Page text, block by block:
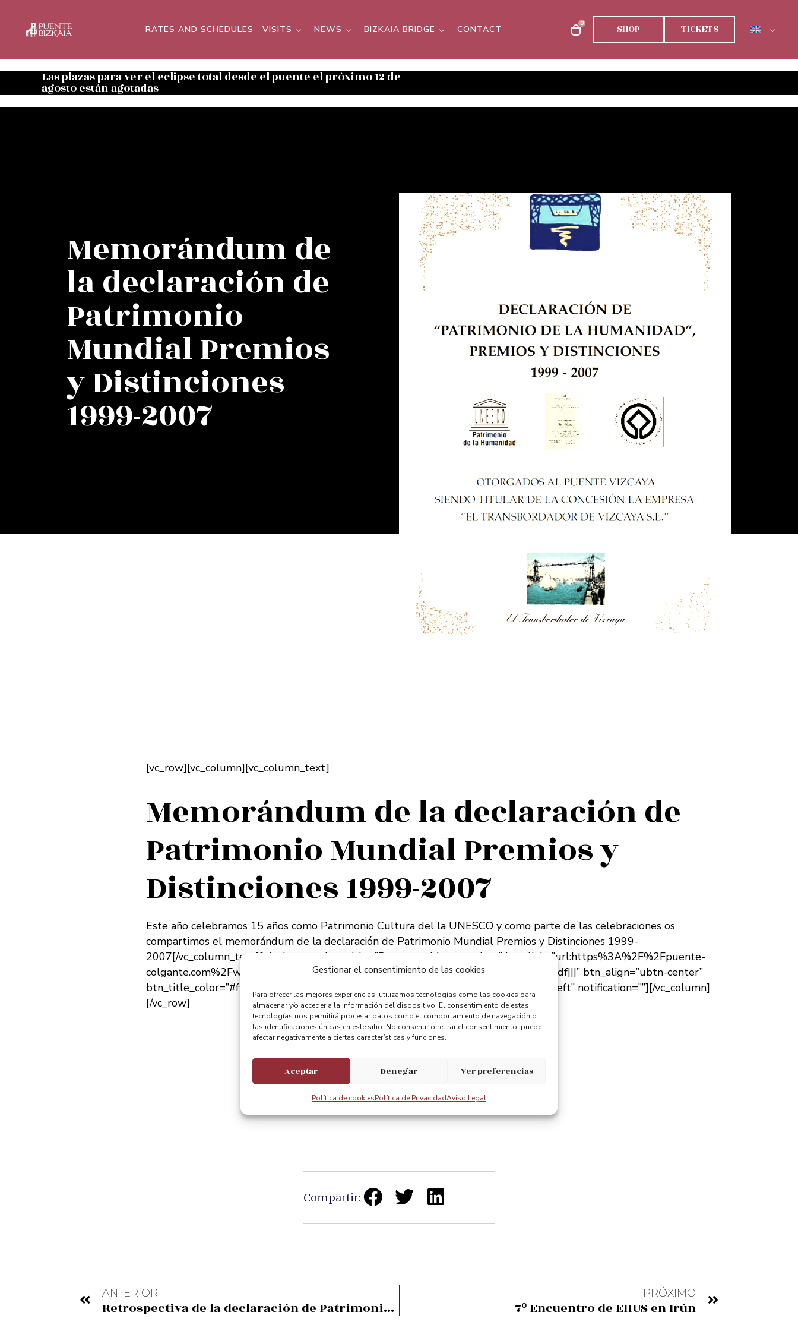
Gestionar el consentimiento de las cookies
Para ofrecer las mejores experiencias, utilizamos tecnologías como las cookies para
almacenar y/o acceder a la información del dispositivo. El consentimiento de estas
tecnologías nos permitirá procesar datos como el comportamiento de navegación o
las identificaciones únicas en este sitio. No consentir o retirar el consentimiento, puede
afectar negativamente a ciertas características y funciones.
Aceptar Denegar Ver preferencias
Política de cookiesPolítica de PrivacidadAviso Legal
RATES AND SCHEDULES VISITS NEWS BIZKAIA BRIDGE CONTACT
0 SHOP TICKETS
Las plazas para ver el eclipse total desde el puente el próximo 12 de
agosto están agotadas
Memorándum de
la declaración de
Patrimonio
Mundial Premios
y Distinciones
1999-2007
[vc_row][vc_column][vc_column_text]
Memorándum de la declaración de
Patrimonio Mundial Premios y
Distinciones 1999-2007
Este año celebramos 15 años como Patrimonio Cultura del la UNESCO y como parte de las celebraciones os
compartimos el memorándum de la declaración de Patrimonio Mundial Premios y Distinciones 1999-
2007[/vc_column_text][ult_buttons btn_title=”Descargar Memorandum” btn_link=”url:https%3A%2F%2Fpuente-
colgante.com%2Fwp-content%2Fuploads%2F2021%2F06%2FMEMORANDUM-1.pdf|||” btn_align=”ubtn-center”
btn_title_color=”#ffffff” btn_bg_color=”#dd3939″ btn_icon_pos=”ubtn-sep-icon-at-left” notification=””][/vc_column]
[/vc_row]
Compartir:
ANTERIOR
Retrospectiva de la declaración de Patrimonio Mundial
PRÓXIMO
7º Encuentro de EHUS en Irún